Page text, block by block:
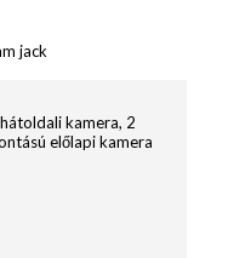
helyzet, hiszen a
üzemmódok
készíthetünk
jack
kamera, 2
előlapi kamera